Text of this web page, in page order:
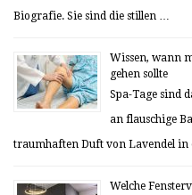
Biografie. Sie sind die stillen …
Wissen, wann
gehen sollte
Spa-Tage sind
an flauschige
traumhaften Duft von Lavendel
Welche